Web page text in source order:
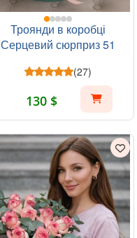
Троянди в коробці
Серцевий сюрприз 51
(27)
130 $